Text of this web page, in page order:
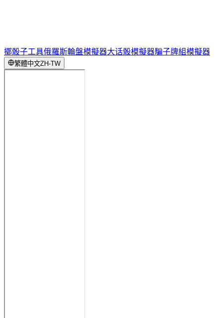
擲骰子工具俄羅斯輪盤模擬器大话骰模擬器騙子牌組模擬器
繁體中文ZH-TW